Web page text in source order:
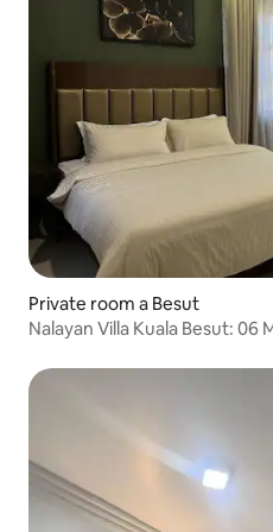
Private room a Besut
Nalayan Villa Kuala Besut: 06